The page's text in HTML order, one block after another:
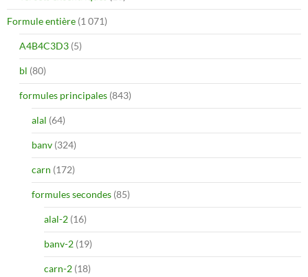
Formule entière (1 071)
A4B4C3D3 (5)
bl (80)
formules principales (843)
alal (64)
banv (324)
carn (172)
formules secondes (85)
alal-2 (16)
banv-2 (19)
carn-2 (18)